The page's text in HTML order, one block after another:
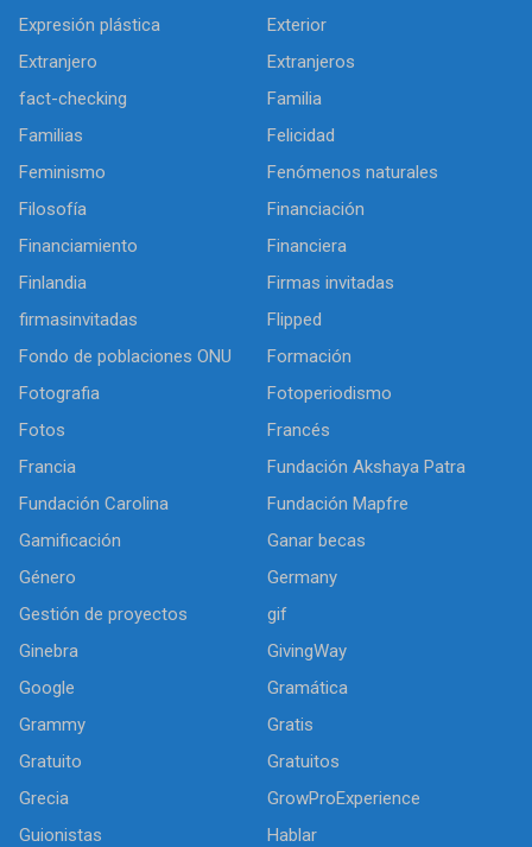
Expresión plástica
Exterior
Extranjero
Extranjeros
fact-checking
Familia
Familias
Felicidad
Feminismo
Fenómenos naturales
Filosofía
Financiación
Financiamiento
Financiera
Finlandia
Firmas invitadas
firmasinvitadas
Flipped
Fondo de poblaciones ONU
Formación
Fotografia
Fotoperiodismo
Fotos
Francés
Francia
Fundación Akshaya Patra
Fundación Carolina
Fundación Mapfre
Gamificación
Ganar becas
Género
Germany
Gestión de proyectos
gif
Ginebra
GivingWay
Google
Gramática
Grammy
Gratis
Gratuito
Gratuitos
Grecia
GrowProExperience
Guionistas
Hablar